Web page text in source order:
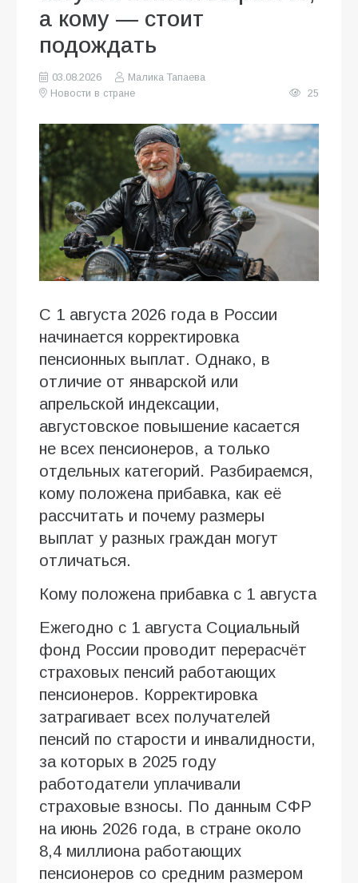
а кому — стоит
подождать
03.08.2026
Малика Тапаева
Новости в стране
25
С 1 августа 2026 года в России
начинается корректировка
пенсионных выплат. Однако, в
отличие от январской или
апрельской индексации,
августовское повышение касается
не всех пенсионеров, а только
отдельных категорий. Разбираемся,
кому положена прибавка, как её
рассчитать и почему размеры
выплат у разных граждан могут
отличаться.
Кому положена прибавка с 1 августа
Ежегодно с 1 августа Социальный
фонд России проводит перерасчёт
страховых пенсий работающих
пенсионеров. Корректировка
затрагивает всех получателей
пенсий по старости и инвалидности,
за которых в 2025 году
работодатели уплачивали
страховые взносы. По данным СФР
на июнь 2026 года, в стране около
8,4 миллиона работающих
пенсионеров со средним размером